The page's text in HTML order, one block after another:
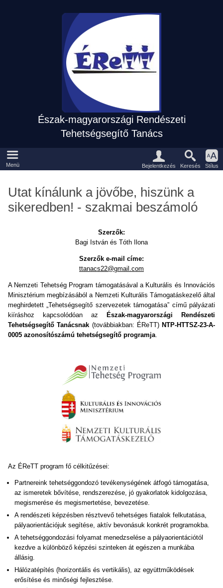
Észak-magyarországi Rendészeti
Tehetségsegítő Tanács
Fõmenü
Menü
Eszközpanel
Bejelentkezés Keresés Stílus
Utat kínálunk a jövőbe, hiszünk a
sikeredben! - szakmai beszámoló
Szerzők:
Bagi István és Tóth Ilona
Szerzők e-mail címe:
ttanacs22@gmail.com
A Nemzeti Tehetség Program támogatásával a Kulturális és Innovációs
Minisztérium megbízásából a Nemzeti Kulturális Támogatáskezelő által
meghirdetett „Tehetségsegítő szervezetek támogatása” című pályázati
kiíráshoz kapcsolódóan azÉszak-magyarországi Rendészeti
Tehetségsegítő Tanácsnak (továbbiakban: ÉReTT)NTP-HTTSZ-23-A-
0005 azonosítószámú tehetségsegítő programja.
Az ÉReTT program fő célkitűzései:
Partnereink tehetséggondozó tevékenységének átfogó támogatása,
az ismeretek bővítése, rendszerezése, jó gyakorlatok kidolgozása,
megismerése és megismertetése, bevezetése.
A rendészeti képzésben résztvevő tehetséges fiatalok felkutatása,
pályaorientációjuk segítése, aktív bevonásuk konkrét programokba.
A tehetséggondozási folyamat menedzselése a pályaorientációtól
kezdve a különböző képzési szinteken át egészen a munkába
állásig.
Hálózatépítés (horizontális és vertikális), az együttműködések
erősítése és minőségi fejlesztése.